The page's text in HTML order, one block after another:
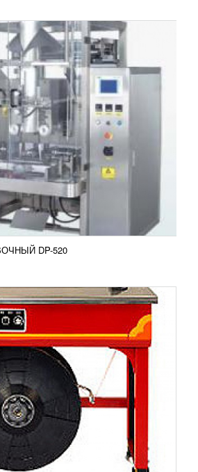
DP-520
МАШИНА ТР-502
машина ТР-502 более
для обвязки товаров
стреппинг-лентой
собой...
Добавить в сравнение
МАШИНА ТР-202
машина ТР-202
передвижную стреппинг-
обвязки стретч-пленкой
Сфера...
Добавить в сравнение